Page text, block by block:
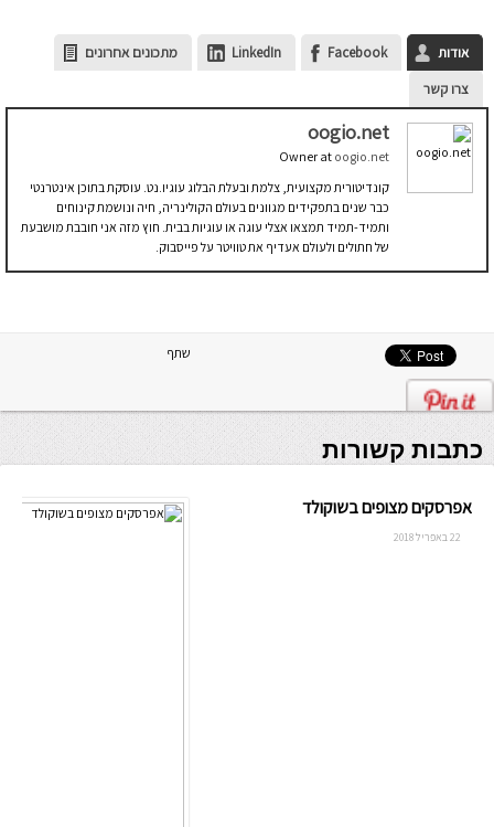
אודות Facebook
LinkedIn
מתכונים אחרונים
צרו קשר
oogio.net
Owner at oogio.net
קונדיטורית מקצועית, צלמת ובעלת הבלוג עוגיו.נט. עוסקת בתוכן אינטרנטי
כבר שנים בתפקידים מגוונים בעולם הקולינריה, חיה ונושמת קינוחים
ותמיד-תמיד תמצאו אצלי עוגה או עוגיות בבית. חוץ מזה אני חובבת מושבעת
של חתולים ולעולם אעדיף את טוויטר על פייסבוק.
שתף
כתבות קשורות
אפרסקים מצופים בשוקולד
22 באפריל 2018